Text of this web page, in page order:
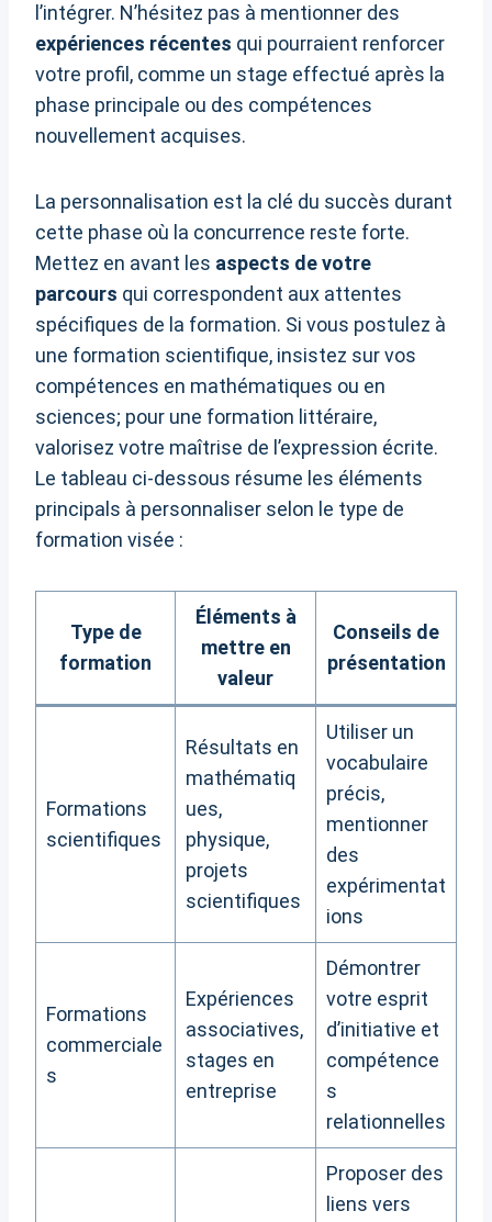
l’intégrer. N’hésitez pas à mentionner des
expériences récentes qui pourraient renforcer
votre profil, comme un stage effectué après la
phase principale ou des compétences
nouvellement acquises.
La personnalisation est la clé du succès durant
cette phase où la concurrence reste forte.
Mettez en avant les aspects de votre
parcours qui correspondent aux attentes
spécifiques de la formation. Si vous postulez à
une formation scientifique, insistez sur vos
compétences en mathématiques ou en
sciences; pour une formation littéraire,
valorisez votre maîtrise de l’expression écrite.
Le tableau ci-dessous résume les éléments
principals à personnaliser selon le type de
formation visée :
Type de
formation
Éléments à
mettre en
valeur
Conseils de
présentation
Formations
scientifiques
Résultats en
mathématiq
ues,
physique,
projets
scientifiques
Utiliser un
vocabulaire
précis,
mentionner
des
expérimentat
ions
Formations
commerciale
s
Expériences
associatives,
stages en
entreprise
Démontrer
votre esprit
d’initiative et
compétence
s
relationnelles
Proposer des
liens vers